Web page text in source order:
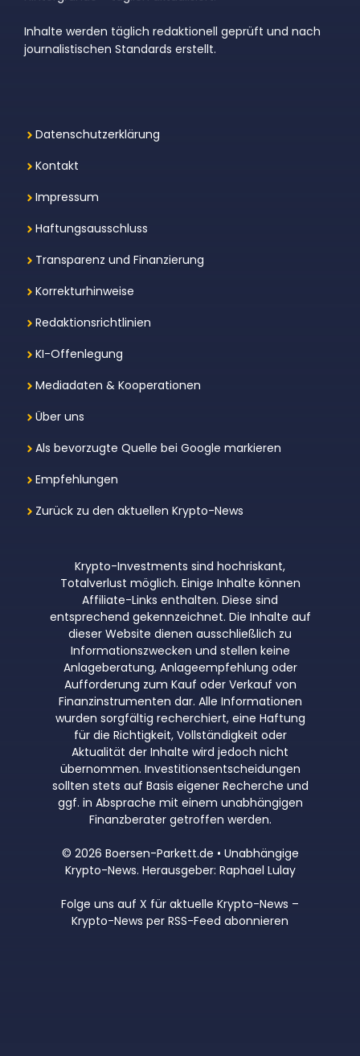
Inhalte werden täglich redaktionell geprüft und nach
journalistischen Standards erstellt.
Datenschutzerklärung
Kontakt
Impressum
Haftungsausschluss
Transparenz und Finanzierung
Korrekturhinweise
Redaktionsrichtlinien
KI-Offenlegung
Mediadaten & Kooperationen
Über uns
Als bevorzugte Quelle bei Google markieren
Empfehlungen
Zurück zu den aktuellen Krypto-News
Krypto-Investments sind hochriskant,
Totalverlust möglich. Einige Inhalte können
Affiliate-Links enthalten. Diese sind
entsprechend gekennzeichnet. Die Inhalte auf
dieser Website dienen ausschließlich zu
Informationszwecken und stellen keine
Anlageberatung, Anlageempfehlung oder
Aufforderung zum Kauf oder Verkauf von
Finanzinstrumenten dar. Alle Informationen
wurden sorgfältig recherchiert, eine Haftung
für die Richtigkeit, Vollständigkeit oder
Aktualität der Inhalte wird jedoch nicht
übernommen. Investitionsentscheidungen
sollten stets auf Basis eigener Recherche und
ggf. in Absprache mit einem unabhängigen
Finanzberater getroffen werden.
© 2026 Boersen-Parkett.de • Unabhängige
Krypto-News. Herausgeber: Raphael Lulay
Folge uns auf X für aktuelle Krypto-News –
Krypto-News per RSS-Feed abonnieren